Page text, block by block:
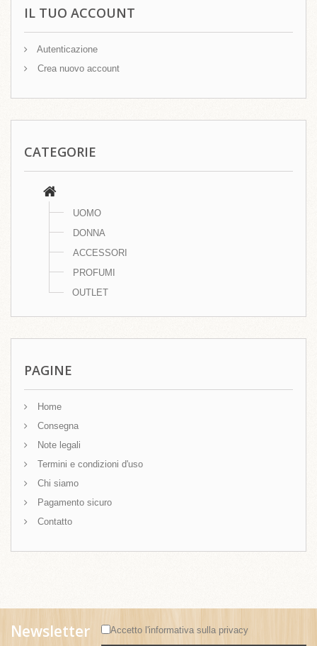
IL TUO ACCOUNT
Autenticazione
Crea nuovo account
CATEGORIE
UOMO
DONNA
ACCESSORI
PROFUMI
OUTLET
PAGINE
Home
Consegna
Note legali
Termini e condizioni d'uso
Chi siamo
Pagamento sicuro
Contatto
Newsletter Accetto l'informativa sulla privacy